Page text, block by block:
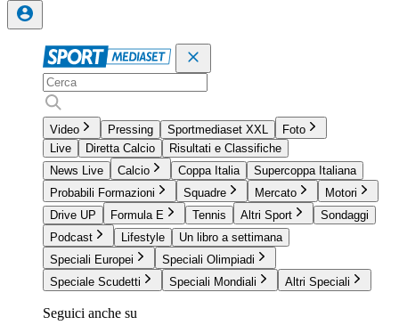
Video Pressing Sportmediaset XXL
Foto
Live
Diretta Calcio
Risultati e Classifiche
News Live
Calcio Coppa Italia
Supercoppa Italiana
Probabili Formazioni
Squadre Mercato
Motori
Drive UP
Formula E Tennis Altri Sport
Sondaggi
Podcast
Lifestyle
Un libro a settimana
Speciali Europei
Speciali Olimpiadi
Speciale Scudetti
Speciali Mondiali Altri Speciali
Seguici anche su